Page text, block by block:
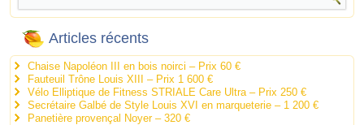
Articles récents
Chaise Napoléon III en bois noirci – Prix 60 €
Fauteuil Trône Louis XIII – Prix 1 600 €
Vélo Elliptique de Fitness STRIALE Care Ultra – Prix 250 €
Secrétaire Galbé de Style Louis XVI en marqueterie – 1 200 €
Panetière provençal Noyer – 320 €